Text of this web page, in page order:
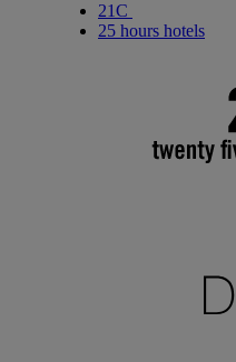
21C
25 hours hotels